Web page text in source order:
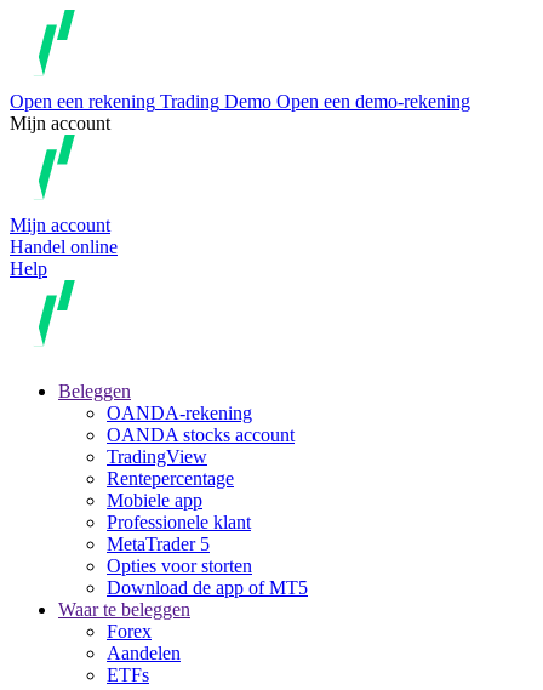
Open een rekening Trading Demo Open een demo-rekening
Mijn account
Mijn account
Handel online
Help
Beleggen
OANDA-rekening
OANDA stocks account
TradingView
Rentepercentage
Mobiele app
Professionele klant
MetaTrader 5
Opties voor storten
Download de app of MT5
Waar te beleggen
Forex
Aandelen
ETFs